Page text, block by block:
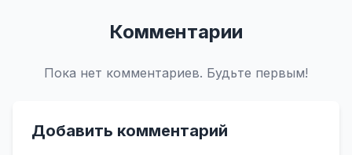
Комментарии
Пока нет комментариев. Будьте первым!
Добавить комментарий